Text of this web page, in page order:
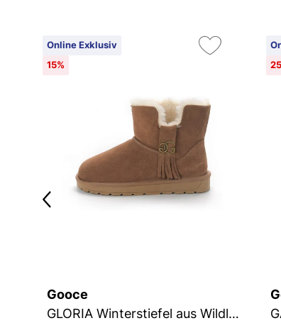
Online Exklusiv
15%
Gooce
GLORIA Winterstiefel aus Wildleder